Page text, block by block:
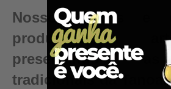
Nossos barris e
produzidos
preservando
tradicionais da